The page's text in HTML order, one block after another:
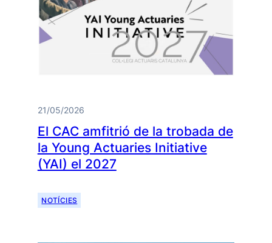
21/05/2026
El CAC amfitrió de la trobada de
la Young Actuaries Initiative
(YAI) el 2027
NOTÍCIES